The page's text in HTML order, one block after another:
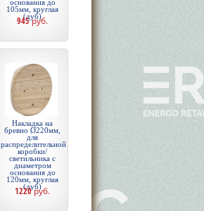
основания до
105мм, круглая
(дуб)
945руб.
Накладка на
бревно Ø220мм,
для
распределительной
коробки/
светильника с
диаметром
основания до
120мм, круглая
(дуб)
1220руб.